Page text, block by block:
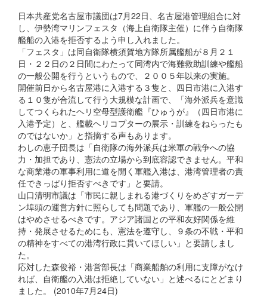
日本共産党名古屋市議団は7月22日、名古屋港管理組合に対
し、伊勢湾マリンフェスタ（海上自衛隊主催）に伴う自衛隊
艦船の入港を拒否するよう申し入れました。
「フェスタ」は同自衛隊横須賀地方隊所属艦船が８月２１
日・２２日の２日間にわたって同湾内で海難救助訓練や艦船
の一般公開を行うというもので、２００５年以来の実施。
開催前日から名古屋港に入港する３隻と、四日市港に入港す
る１０隻が合流して行う大規模な計画で、「海外派兵を意識
してつくられたヘリ空母型護衛艦『ひゅうが』（四日市港に
入港予定）と、艦載ヘリコプターの展示・訓練をねらったも
のではないか」と指摘する声もあります。
わしの恵子団長は「自衛隊の海外派兵は米軍の戦争への協
力・加担であり、憲法の立場から到底容認できません。平和
な商業港の軍事利用に道を開く軍艦入港は、港湾管理者の責
任できっぱり拒否すべきです」と要請。
山口清明市議は「市民に親しまれる港づくりをめざすガーデ
ン埠頭の運営方針に照らしても問題であり、軍艦の一般公開
はやめさせるべきです。アジア諸国との平和友好関係を維
持・発展させるためにも、憲法を遵守し、９条の不戦・平和
の精神をすべての港湾行政に貫いてほしい」と要請しまし
た。
応対した森俊裕・港営部長は「商業船舶の利用に支障がなけ
れば、自衛艦の入港は拒絶していない」と述べるにとどまり
ました。 (2010年7月24日)